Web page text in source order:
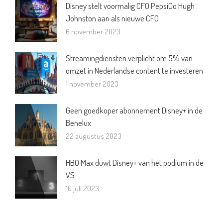
Disney stelt voormalig CFO PepsiCo Hugh
Johnston aan als nieuwe CFO
6 november 2023
Streamingdiensten verplicht om 5% van
omzet in Nederlandse content te investeren
1 november 2023
Geen goedkoper abonnement Disney+ in de
Benelux
22 augustus 2023
HBO Max duwt Disney+ van het podium in de
VS
10 juli 2023